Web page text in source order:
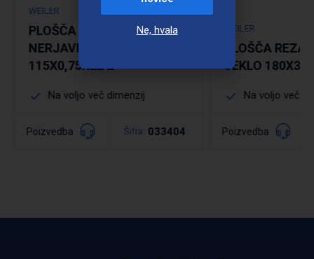
Podrobno
WEILER
PLOŠČA REZALNA ZA
NERJAVEČE MATERIALE
115X0,75X22 Z
Na voljo več dimenzij
Poizvedba Šifra: 033404
Podrobno
WEILER
PLOŠČA
JEKLO
Na voljo več
Poizvedba
Ne, hvala